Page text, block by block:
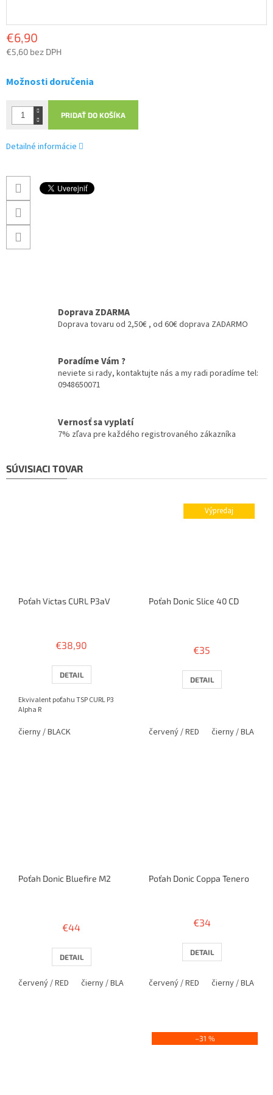
€6,90
€5,60 bez DPH
cena:
Možnosti doručenia
PRIDAŤ DO KOŠÍKA
Detailné informácie
Doprava ZDARMA
Doprava tovaru od 2,50€ , od 60€ doprava ZADARMO
Poradíme Vám ?
neviete si rady, kontaktujte nás a my radi poradíme tel:
0948650071
Vernosť sa vyplatí
7% zľava pre každého registrovaného zákazníka
SÚVISIACI TOVAR
Poťah Victas CURL P3aV
€38,90
DETAIL
Ekvivalent poťahu TSP CURL P3
Alpha R
čierny / BLACK
Výpredaj
Poťah Donic Slice 40 CD
produktu
3,4
z
€35
DETAIL
červený / RED čierny / BLACK
Poťah Donic Bluefire M2
produktu
3,9
z
hviezdičiek.
€44
DETAIL
červený / RED čierny / BLACK modrý / BLUE
Poťah Donic Coppa Tenero
€34
DETAIL
červený / RED čierny / BLACK
–31 %